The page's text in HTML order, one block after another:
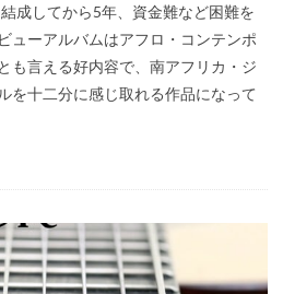
成してから5年、資金難など困難を
ューアルバムはアフロ・コンテンポ
も言える好内容で、南アフリカ・ジ
を十二分に感じ取れる作品になって